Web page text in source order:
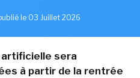
le 03 Juillet 2026
sera
à partir de la rentrée